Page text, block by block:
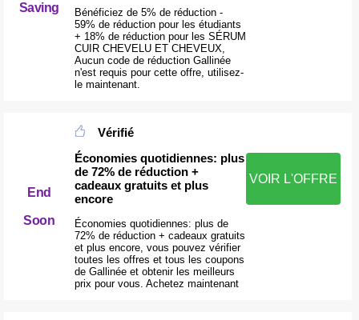
Saving
Bénéficiez de 5% de réduction -
59% de réduction pour les étudiants
+ 18% de réduction pour les SÉRUM
CUIR CHEVELU ET CHEVEUX,
Aucun code de réduction Gallinée
n'est requis pour cette offre, utilisez-
le maintenant.
End
Soon
Vérifié
Économies quotidiennes: plus
de 72% de réduction +
cadeaux gratuits et plus
encore
Économies quotidiennes: plus de
72% de réduction + cadeaux gratuits
et plus encore, vous pouvez vérifier
toutes les offres et tous les coupons
de Gallinée et obtenir les meilleurs
prix pour vous. Achetez maintenant
VOIR L'OFFRE